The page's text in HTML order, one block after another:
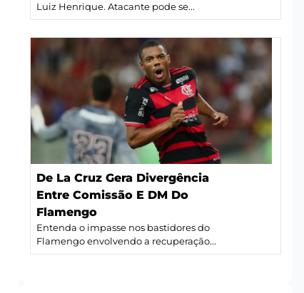
Luiz Henrique. Atacante pode se...
De La Cruz Gera Divergência
Entre Comissão E DM Do
Flamengo
Entenda o impasse nos bastidores do
Flamengo envolvendo a recuperação...